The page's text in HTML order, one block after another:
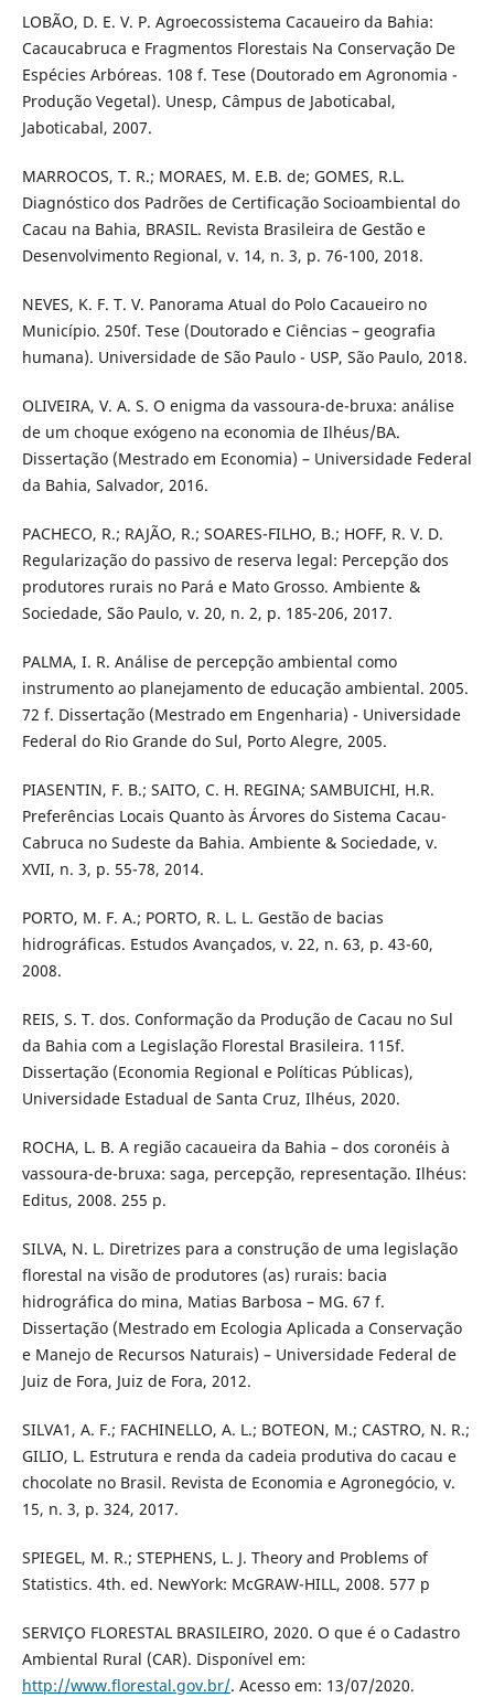
LOBÃO, D. E. V. P. Agroecossistema Cacaueiro da Bahia:
Cacaucabruca e Fragmentos Florestais Na Conservação De
Espécies Arbóreas. 108 f. Tese (Doutorado em Agronomia -
Produção Vegetal). Unesp, Câmpus de Jaboticabal,
Jaboticabal, 2007.
MARROCOS, T. R.; MORAES, M. E.B. de; GOMES, R.L.
Diagnóstico dos Padrões de Certificação Socioambiental do
Cacau na Bahia, BRASIL. Revista Brasileira de Gestão e
Desenvolvimento Regional, v. 14, n. 3, p. 76-100, 2018.
NEVES, K. F. T. V. Panorama Atual do Polo Cacaueiro no
Município. 250f. Tese (Doutorado e Ciências – geografia
humana). Universidade de São Paulo - USP, São Paulo, 2018.
OLIVEIRA, V. A. S. O enigma da vassoura-de-bruxa: análise
de um choque exógeno na economia de Ilhéus/BA.
Dissertação (Mestrado em Economia) – Universidade Federal
da Bahia, Salvador, 2016.
PACHECO, R.; RAJÃO, R.; SOARES-FILHO, B.; HOFF, R. V. D.
Regularização do passivo de reserva legal: Percepção dos
produtores rurais no Pará e Mato Grosso. Ambiente &
Sociedade, São Paulo, v. 20, n. 2, p. 185-206, 2017.
PALMA, I. R. Análise de percepção ambiental como
instrumento ao planejamento de educação ambiental. 2005.
72 f. Dissertação (Mestrado em Engenharia) - Universidade
Federal do Rio Grande do Sul, Porto Alegre, 2005.
PIASENTIN, F. B.; SAITO, C. H. REGINA; SAMBUICHI, H.R.
Preferências Locais Quanto às Árvores do Sistema Cacau-
Cabruca no Sudeste da Bahia. Ambiente & Sociedade, v.
XVII, n. 3, p. 55-78, 2014.
PORTO, M. F. A.; PORTO, R. L. L. Gestão de bacias
hidrográficas. Estudos Avançados, v. 22, n. 63, p. 43-60,
2008.
REIS, S. T. dos. Conformação da Produção de Cacau no Sul
da Bahia com a Legislação Florestal Brasileira. 115f.
Dissertação (Economia Regional e Políticas Públicas),
Universidade Estadual de Santa Cruz, Ilhéus, 2020.
ROCHA, L. B. A região cacaueira da Bahia – dos coronéis à
vassoura-de-bruxa: saga, percepção, representação. Ilhéus:
Editus, 2008. 255 p.
SILVA, N. L. Diretrizes para a construção de uma legislação
florestal na visão de produtores (as) rurais: bacia
hidrográfica do mina, Matias Barbosa – MG. 67 f.
Dissertação (Mestrado em Ecologia Aplicada a Conservação
e Manejo de Recursos Naturais) – Universidade Federal de
Juiz de Fora, Juiz de Fora, 2012.
SILVA1, A. F.; FACHINELLO, A. L.; BOTEON, M.; CASTRO, N. R.;
GILIO, L. Estrutura e renda da cadeia produtiva do cacau e
chocolate no Brasil. Revista de Economia e Agronegócio, v.
15, n. 3, p. 324, 2017.
SPIEGEL, M. R.; STEPHENS, L. J. Theory and Problems of
Statistics. 4th. ed. NewYork: McGRAW-HILL, 2008. 577 p
SERVIÇO FLORESTAL BRASILEIRO, 2020. O que é o Cadastro
Ambiental Rural (CAR). Disponível em:
http://www.florestal.gov.br/. Acesso em: 13/07/2020.